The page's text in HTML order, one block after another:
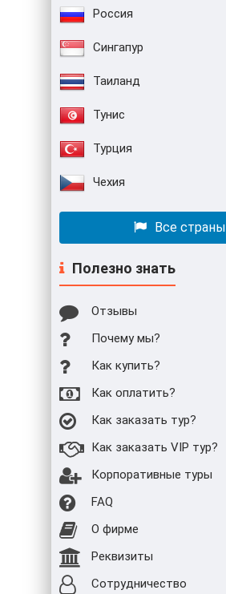
Россия
Сингапур
Таиланд
Тунис
Турция
Чехия
Все страны
Полезно знать
Отзывы
Почему мы?
Как купить?
Как оплатить?
Как заказать тур?
Как заказать VIP тур?
Корпоративные туры
FAQ
О фирме
Реквизиты
Сотрудничество